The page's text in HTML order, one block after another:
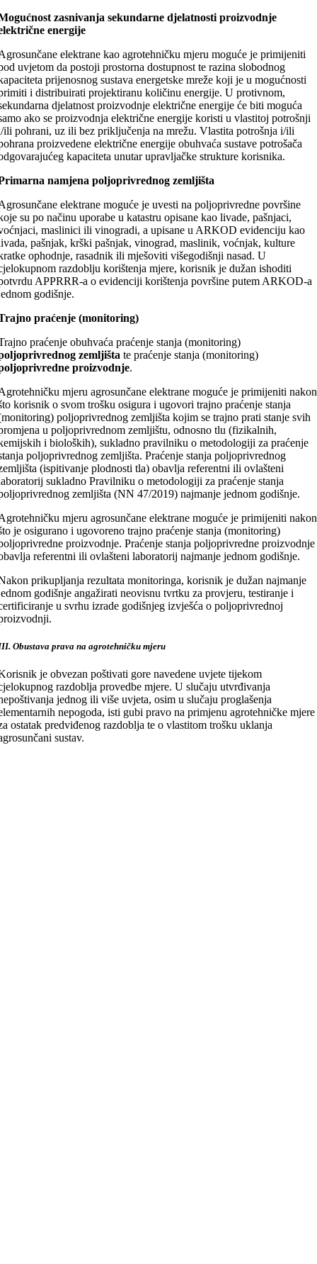
zasnivanja sekundarne djelatnosti proizvodnje
energije
elektrane kao agrotehničku mjeru moguće je primijeniti
uvjetom da postoji prostorna dostupnost te razina slobodnog
prijenosnog sustava energetske mreže koji je u mogućnosti
i distribuirati projektiranu količinu energije. U protivnom,
djelatnost proizvodnje električne energije će biti moguća
ako se proizvodnja električne energije koristi u vlastitoj potrošnji
ili pohrani, uz ili bez priključenja na mrežu. Vlastita potrošnja i/ili
proizvedene električne energije obuhvaća sustave potrošača
kapaciteta unutar upravljačke strukture korisnika.
namjena poljoprivrednog zemljišta
elektrane moguće je uvesti na poljoprivredne površine
su po načinu uporabe u katastru opisane kao livade, pašnjaci,
maslinici ili vinogradi, a upisane u ARKOD evidenciju kao
pašnjak, krški pašnjak, vinograd, maslinik, voćnjak, kulture
ophodnje, rasadnik ili mješoviti višegodišnji nasad. U
razdoblju korištenja mjere, korisnik je dužan ishoditi
APPRRR-a o evidenciji korištenja površine putem ARKOD-a
godišnje.
praćenje (monitoring)
praćenje obuhvaća praćenje stanja (monitoring)
zemljišta te praćenje stanja (monitoring)
proizvodnje.
mjeru agrosunčane elektrane moguće je primijeniti nakon
korisnik o svom trošku osigura i ugovori trajno praćenje stanja
poljoprivrednog zemljišta kojim se trajno prati stanje svih
u poljoprivrednom zemljištu, odnosno tlu (fizikalnih,
i bioloških), sukladno pravilniku o metodologiji za praćenje
poljoprivrednog zemljišta. Praćenje stanja poljoprivrednog
(ispitivanje plodnosti tla) obavlja referentni ili ovlašteni
sukladno Pravilniku o metodologiji za praćenje stanja
zemljišta (NN 47/2019) najmanje jednom godišnje.
mjeru agrosunčane elektrane moguće je primijeniti nakon
je osigurano i ugovoreno trajno praćenje stanja (monitoring)
proizvodnje. Praćenje stanja poljoprivredne proizvodnje
referentni ili ovlašteni laboratorij najmanje jednom godišnje.
prikupljanja rezultata monitoringa, korisnik je dužan najmanje
godišnje angažirati neovisnu tvrtku za provjeru, testiranje i
u svrhu izrade godišnjeg izvješća o poljoprivrednoj
Obustava prava na agrotehničku mjeru
je obvezan poštivati gore navedene uvjete tijekom
razdoblja provedbe mjere. U slučaju utvrđivanja
jednog ili više uvjeta, osim u slučaju proglašenja
nepogoda, isti gubi pravo na primjenu agrotehničke mjere
ostatak predviđenog razdoblja te o vlastitom trošku uklanja
sustav.